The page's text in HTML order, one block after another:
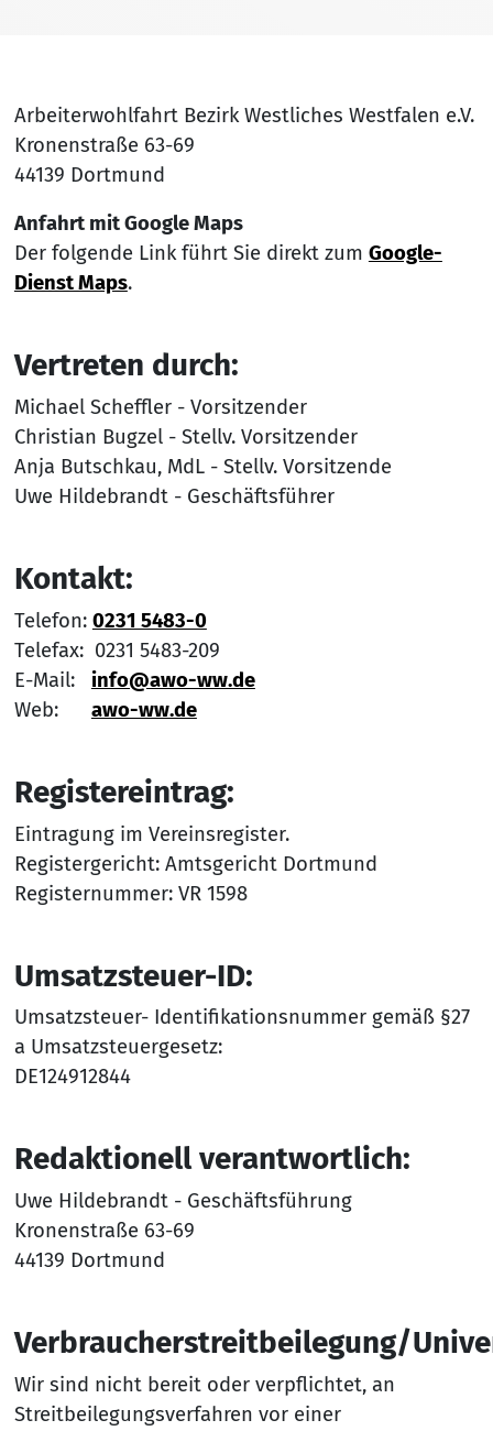
Arbeiterwohlfahrt Bezirk Westliches Westfalen e.V.
Kronenstraße 63-69
44139 Dortmund
Anfahrt mit Google Maps
Der folgende Link führt Sie direkt zum Google-
Dienst Maps.
Vertreten durch:
Michael Scheffler - Vorsitzender
Christian Bugzel - Stellv. Vorsitzender
Anja Butschkau, MdL - Stellv. Vorsitzende
Uwe Hildebrandt - Geschäftsführer
Kontakt:
Telefon: 0231 5483-0
Telefax: 0231 5483-209
E-Mail: info@awo-ww.de
Web: awo-ww.de
Registereintrag:
Eintragung im Vereinsregister.
Registergericht: Amtsgericht Dortmund
Registernummer: VR 1598
Umsatzsteuer-ID:
Umsatzsteuer- Identifikationsnummer gemäß §27
a Umsatzsteuergesetz:
DE124912844
Redaktionell verantwortlich:
Uwe Hildebrandt - Geschäftsführung
Kronenstraße 63-69
44139 Dortmund
Verbraucherstreitbeilegung/
Wir sind nicht bereit oder verpflichtet, an
Streitbeilegungsverfahren vor einer